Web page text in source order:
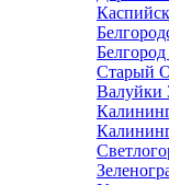
Каспийск
Белгород
Старый
Валуйки